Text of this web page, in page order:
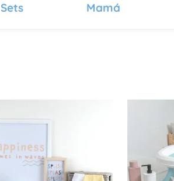
Sets Mamá